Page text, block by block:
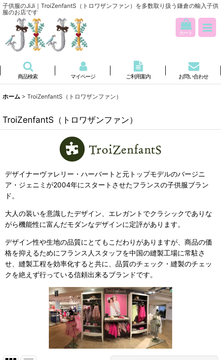
子供服のJiJi｜TroiZenfantS（トロワザンファン）を多数取り扱う鎌倉の輸入子供
服のお店です
カート
商品検索 マイページ ご利用案内 お問い合わせ
ホーム > TroiZenfantS（トロワザンファン）
TroiZenfantS（トロワザンファン）
デザイナーヴァレリー・ハーバートと元トップモデルのバージニ
ア・ジェニミが2004年にスタートさせたフランスの子供服ブラン
ド。
大人の装いを意識したデザイン、エレガントでクラシックでありな
がら機能性に富んだモダンなデザインに定評があります。
デザイン性や生地の品質にとてもこだわりがありますが、商品の価
格を抑えるためにフランス人スタッフを中国の縫製工場に常駐さ
せ、縫製工程を効率化すると共に、品質のチェック・縫製のチェッ
クを絶えず行っている信頼出来るブランドです。